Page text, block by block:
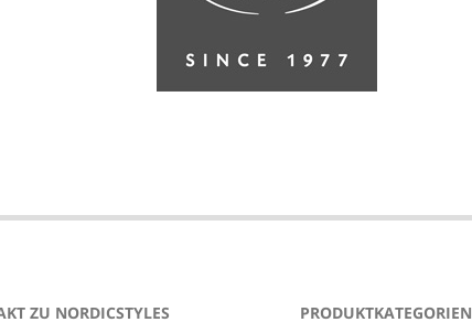
ZU NORDICSTYLES PRODUKTKATEGORIEN